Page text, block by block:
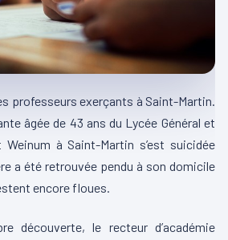
professeurs exerçants à Saint-Martin.
âgée de 43 ans du Lycée Général et
Weinum à Saint-Martin s’est suicidée
a été retrouvée pendu à son domicile
encore floues.
découverte, le recteur d’académie